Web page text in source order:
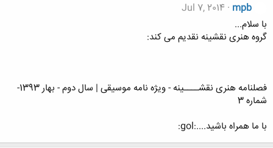
mpb
Jul 7, 2014
با سلام...
گروه هنری نقشینه نقدیم می کند:
فصلنامه هنری نقشــــینه - ویژه نامه موسیقی | سال دوم - بهار 1393-
شماره 3
با ما همراه باشید....:gol: